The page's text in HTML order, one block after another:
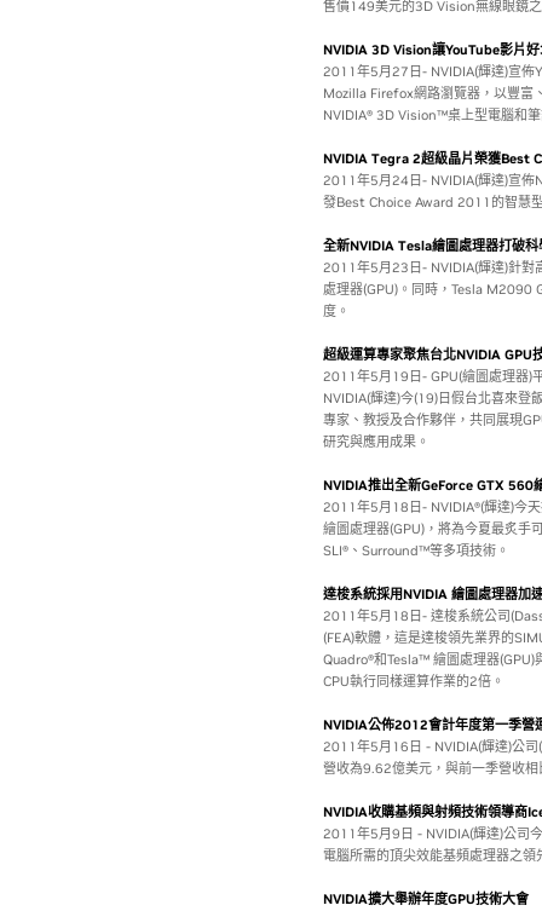
售價149美元的3D Vision無線眼鏡
NVIDIA 3D Vision讓YouTube影片
2011年5月27日- NVIDIA(輝達)宣佈
Mozilla Firefox網路瀏覽器，以豐富
NVIDIA® 3D Vision™桌上型電腦和
NVIDIA Tegra 2超級晶片榮獲Best
2011年5月24日- NVIDIA(輝達)宣佈
發Best Choice Award 2011的智慧
全新NVIDIA Tesla繪圖處理器打破
2011年5月23日- NVIDIA(輝達)針對
處理器(GPU)。同時，Tesla M2090
度。
超級運算專家聚焦台北NVIDIA GPU
2011年5月19日- GPU(繪圖處理器)
NVIDIA(輝達)今(19)日假台北喜來登
專家、教授及合作夥伴，共同展現
研究與應用成果。
NVIDIA推出全新GeForce GTX 560
2011年5月18日- NVIDIA®(輝達)今
繪圖處理器(GPU)，將為今夏最炙手
SLI®、Surround™等多項技術。
達梭系統採用NVIDIA 繪圖處理器加
2011年5月18日- 達梭系統公司
(FEA)軟體，這是達梭領先業界的
Quadro®和Tesla™ 繪圖處理器(GPU)
CPU執行同樣運算作業的2倍。
NVIDIA公佈2012會計年度第一季營
2011年5月16日 - NVIDIA(輝達)公
營收為9.62億美元，與前一季營收
NVIDIA收購基頻與射頻技術領導商
2011年5月9日 - NVIDIA(輝達)公司
電腦所需的頂尖效能基頻處理器之領
NVIDIA擴大舉辦年度GPU技術大會